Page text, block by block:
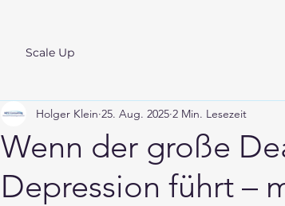
Scale Up
Wenn der große
Depression führt –
Holger Klein 25. Aug. 2025 2 Min. Lesezeit